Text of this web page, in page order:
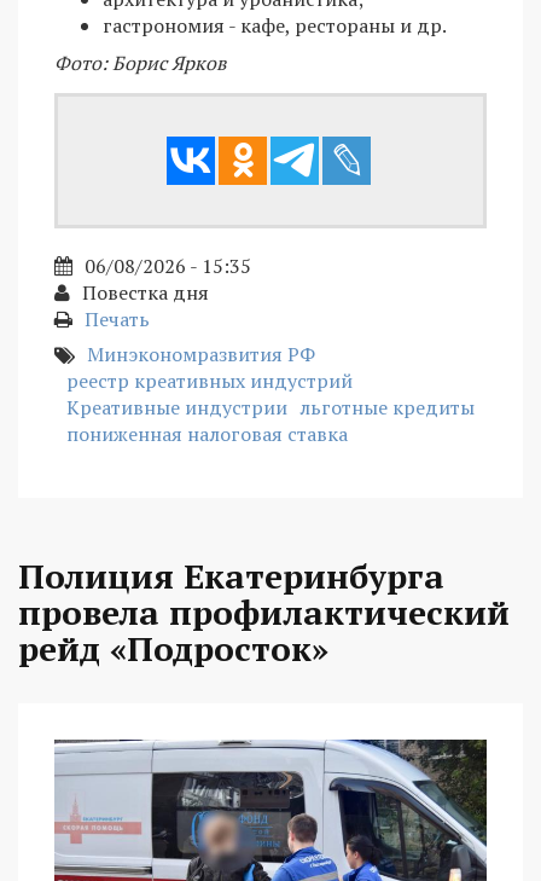
гастрономия - кафе, рестораны и др.
Фото: Борис Ярков
06/08/2026 - 15:35
Повестка дня
Печать
Минэкономразвития РФ
реестр креативных индустрий
Креативные индустрии льготные кредиты
пониженная налоговая ставка
Полиция Екатеринбурга
провела профилактический
рейд «Подросток»